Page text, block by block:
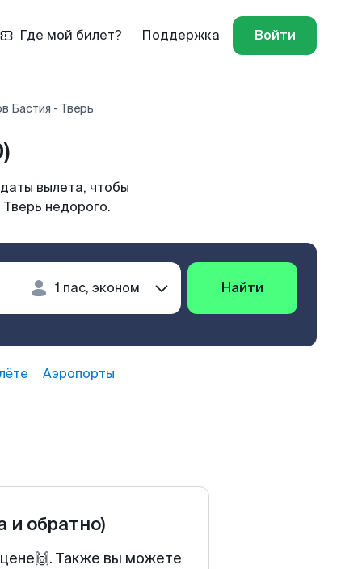
Где мой билет? Поддержка Войти
Бастия - Тверь
вылета, чтобы
недорого.
Найти
Аэропорты
и обратно)
Также вы можете